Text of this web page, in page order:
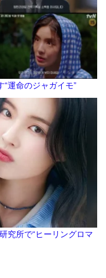
運命のジャガイモ”
究所で“ヒーリングロマ